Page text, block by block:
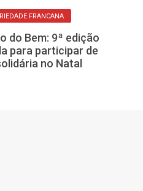
FRANCANA
do Bem: 9ª edição
para participar de
no Natal